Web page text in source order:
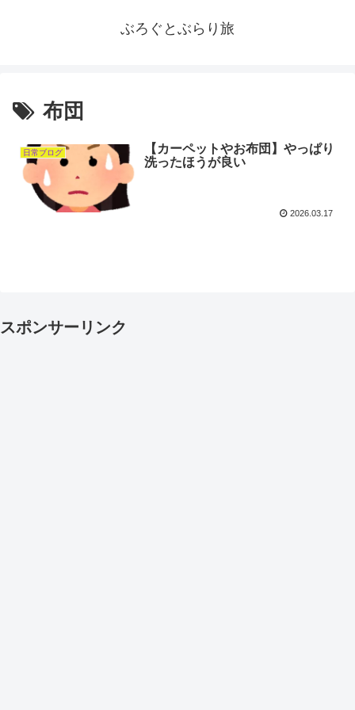
ぶろぐとぶらり旅
布団
日常ブログ
【カーペットやお布団】やっぱり
洗ったほうが良い
2026.03.17
スポンサーリンク